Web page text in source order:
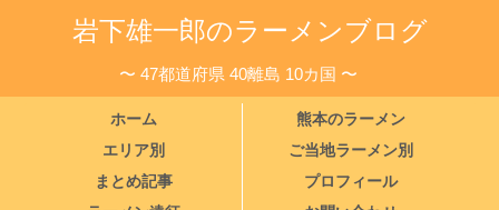
岩下雄一郎のラーメンブログ
〜 47都道府県 40離島 10カ国 〜
ホーム
熊本のラーメン
エリア別
ご当地ラーメン別
まとめ記事
プロフィール